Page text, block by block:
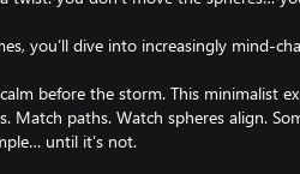
you’ll dive into increasingly mind-
before the storm. This minimalist
Match paths. Watch spheres align.
until it’s not.